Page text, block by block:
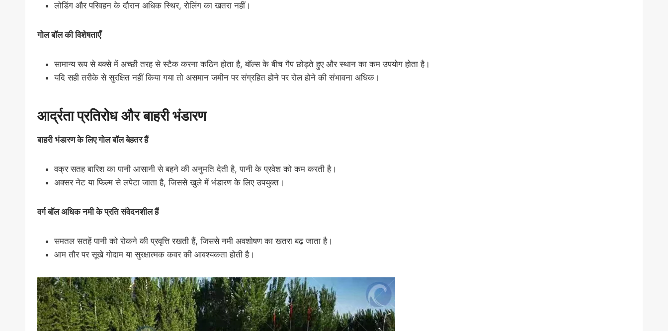
लोडिंग और परिवहन के दौरान अधिक स्थिर, रोलिंग का खतरा नहीं।
गोल बॉल की विशेषताएँ
सामान्य रूप से बक्से में अच्छी तरह से स्टैक करना कठिन होता है, बॉल्स के बीच गैप छोड़ते हुए और स्थान का कम उपयोग होता है।
यदि सही तरीके से सुरक्षित नहीं किया गया तो असमान जमीन पर संग्रहित होने पर रोल होने की संभावना अधिक।
आर्द्रता प्रतिरोध और बाहरी भंडारण
बाहरी भंडारण के लिए गोल बॉल बेहतर हैं
वक्र सतह बारिश का पानी आसानी से बहने की अनुमति देती है, पानी के प्रवेश को कम करती है।
अक्सर नेट या फिल्म से लपेटा जाता है, जिससे खुले में भंडारण के लिए उपयुक्त।
वर्ग बॉल अधिक नमी के प्रति संवेदनशील हैं
समतल सतहें पानी को रोकने की प्रवृत्ति रखती हैं, जिससे नमी अवशोषण का खतरा बढ़ जाता है।
आम तौर पर सूखे गोदाम या सुरक्षात्मक कवर की आवश्यकता होती है।